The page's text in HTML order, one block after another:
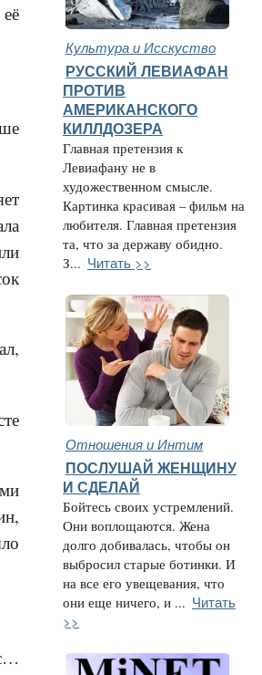
Культура и Исскуство
РУССКИЙ ЛЕВИАФАН
ПРОТИВ
АМЕРИКАНСКОГО
КИЛЛДОЗЕРА
Главная претензия к
Левиафану не в
художественном смысле.
Картинка красивая – фильм на
любителя. Главная претензия
та, что за державу обидно.
З... Читать >>
Отношения и Интим
ПОСЛУШАЙ ЖЕНЩИНУ
И СДЕЛАЙ
Бойтесь своих устремлений.
Они воплощаются. Жена
долго добивалась, чтобы он
выбросил старые ботинки. И
на все его увещевания, что
они еще ничего, и ... Читать
>>